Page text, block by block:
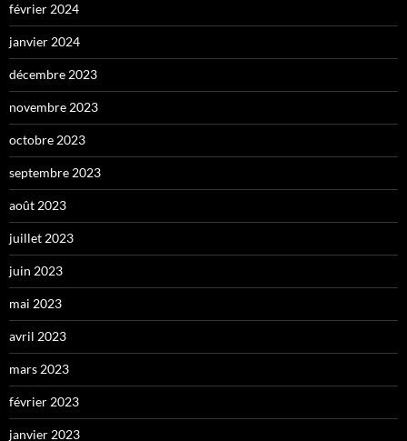
février 2024
janvier 2024
décembre 2023
novembre 2023
octobre 2023
septembre 2023
août 2023
juillet 2023
juin 2023
mai 2023
avril 2023
mars 2023
février 2023
janvier 2023